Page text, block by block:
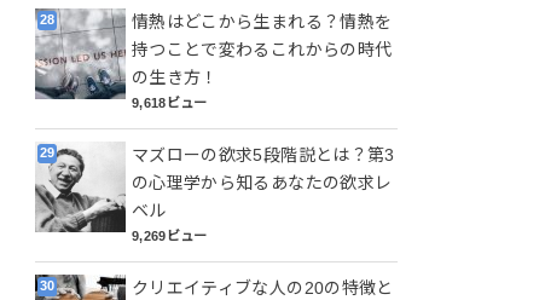
情熱はどこから生まれる？情熱を
持つことで変わるこれからの時代
の生き方！
9,618ビュー
マズローの欲求5段階説とは？第3
の心理学から知るあなたの欲求レ
ベル
9,269ビュー
クリエイティブな人の20の特徴と